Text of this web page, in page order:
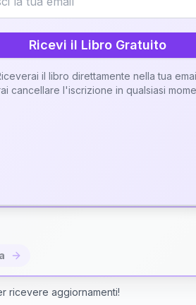
una nostra
ricevere aggiornamenti!
Ricevi il Libro Gratuito
il libro direttamente nella tua
cancellare l'iscrizione in qualsiasi